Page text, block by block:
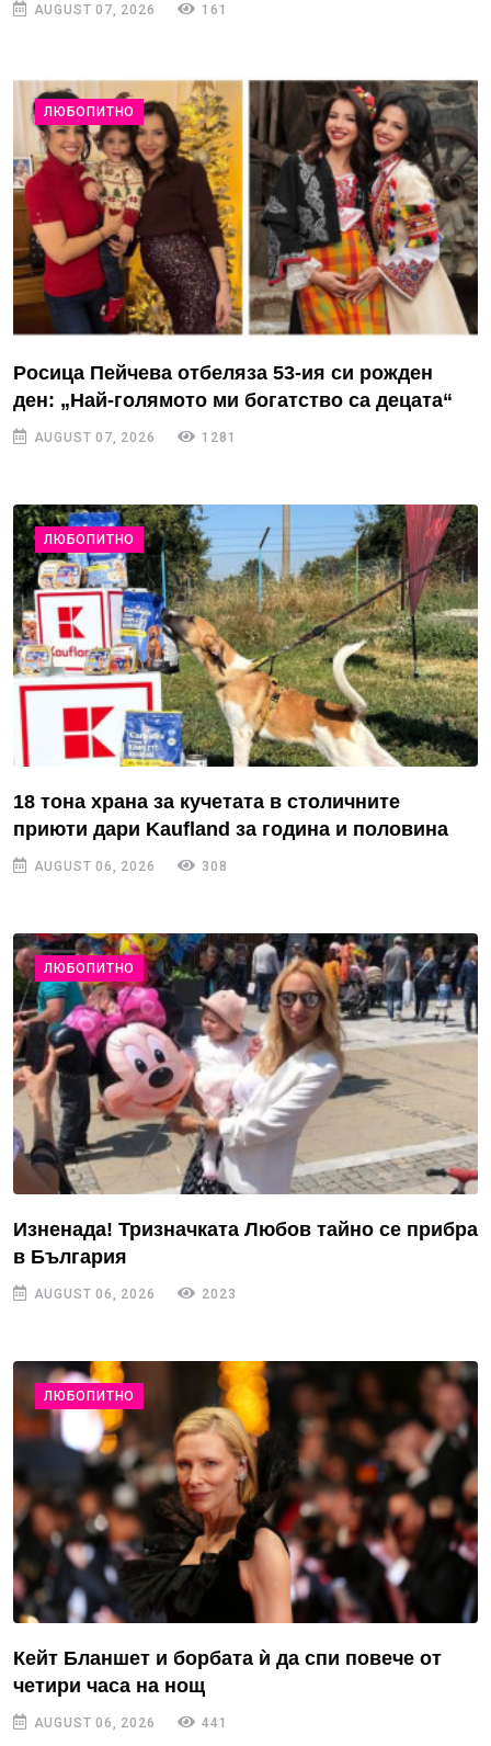
AUGUST 07, 2026 161
ЛЮБОПИТНО
Росица Пейчева отбеляза 53-ия си рожден
ден: „Най-голямото ми богатство са децата“
AUGUST 07, 2026 1281
ЛЮБОПИТНО
18 тона храна за кучетата в столичните
приюти дари Kaufland за година и половина
AUGUST 06, 2026 308
ЛЮБОПИТНО
Изненада! Тризначката Любов тайно се прибра
в България
AUGUST 06, 2026 2023
ЛЮБОПИТНО
Кейт Бланшет и борбата ѝ да спи повече от
четири часа на нощ
AUGUST 06, 2026 441